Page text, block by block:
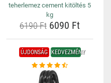
teherlemez cement kitöltés 5
kg
6190 Ft 6090 Ft
ÚJDONSÁG KEDVEZMÉNY